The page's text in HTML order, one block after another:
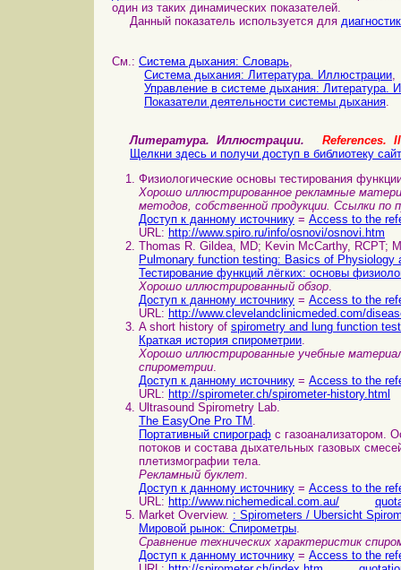
один из таких динамических показателей.
Данный показатель используется для
См.: Система дыхания: Cловарь,
Система дыхания: Литература. Иллюстрации,
Управление в системе дыхания: Литература.
Показатели деятельности системы дыхания.
Литература. Иллюстрации. References.
Щелкни здесь и получи доступ в библиотеку
Физиологические основы тестирования
Хорошо иллюстрированное рекламные
методов, собственной продукции. Ссылки по
Доступ к данному источнику = Access to the
URL: http://www.spiro.ru/info/osnovi/osnovi.htm
Thomas R. Gildea, MD; Kevin McCarthy, RCPT;
Pulmonary function testing: Basics of Physiology
Тестирование функций лёгких: основы
Хорошо иллюстрированный обзор.
Доступ к данному источнику = Access to the
URL: http://www.clevelandclinicmeded.com/
A short history of spirometry and lung function
Краткая история спирометрии.
Хорошо иллюстрированные учебные
спирометрии.
Доступ к данному источнику = Access to the
URL: http://spirometer.ch/spirometer-history.html
Ultrasound Spirometry Lab.
The EasyOne Pro TM .
Портативный спирограф с газоанализатором.
потоков и состава дыхательных газовых
плетизмографии тела.
Рекламный буклет.
Доступ к данному источнику = Access to the
URL: http://www.nichemedical.com.au/
Market Overview. : Spirometers / Ubersicht
Мировой рынок: Спирометры.
Сравнение технических характеристик
Доступ к данному источнику = Access to the